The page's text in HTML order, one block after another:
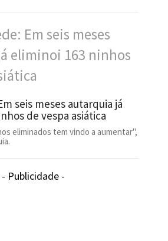
seis meses autarquia já
de vespa asiática
eliminados tem vindo a aumentar",
- Publicidade -